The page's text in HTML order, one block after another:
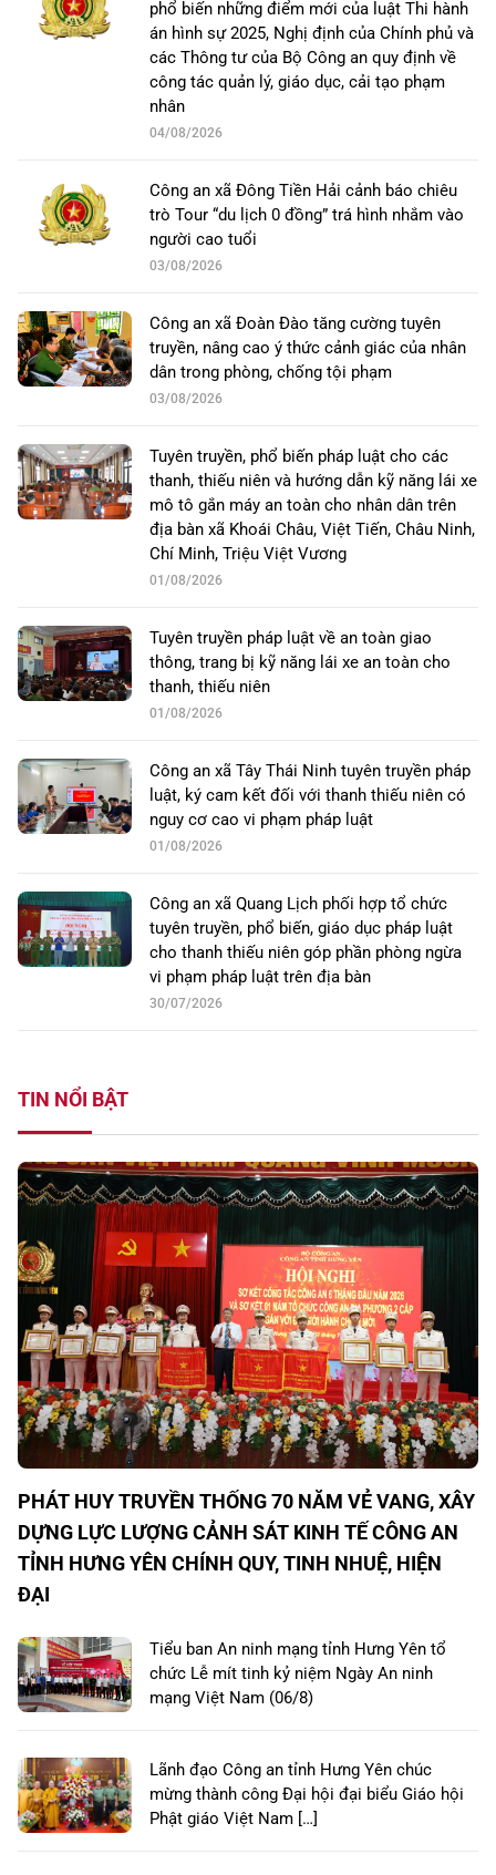
phổ biến những điểm mới của luật Thi hành
án hình sự 2025, Nghị định của Chính phủ và
các Thông tư của Bộ Công an quy định về
công tác quản lý, giáo dục, cải tạo phạm
nhân
04/08/2026
Công an xã Đông Tiền Hải cảnh báo chiêu
trò Tour “du lịch 0 đồng” trá hình nhắm vào
người cao tuổi
03/08/2026
Công an xã Đoàn Đào tăng cường tuyên
truyền, nâng cao ý thức cảnh giác của nhân
dân trong phòng, chống tội phạm
03/08/2026
Tuyên truyền, phổ biến pháp luật cho các
thanh, thiếu niên và hướng dẫn kỹ năng lái xe
mô tô gắn máy an toàn cho nhân dân trên
địa bàn xã Khoái Châu, Việt Tiến, Châu Ninh,
Chí Minh, Triệu Việt Vương
01/08/2026
Tuyên truyền pháp luật về an toàn giao
thông, trang bị kỹ năng lái xe an toàn cho
thanh, thiếu niên
01/08/2026
Công an xã Tây Thái Ninh tuyên truyền pháp
luật, ký cam kết đối với thanh thiếu niên có
nguy cơ cao vi phạm pháp luật
01/08/2026
Công an xã Quang Lịch phối hợp tổ chức
tuyên truyền, phổ biến, giáo dục pháp luật
cho thanh thiếu niên góp phần phòng ngừa
vi phạm pháp luật trên địa bàn
30/07/2026
TIN NỔI BẬT
PHÁT HUY TRUYỀN THỐNG 70 NĂM VẺ VANG, XÂY
DỰNG LỰC LƯỢNG CẢNH SÁT KINH TẾ CÔNG AN
TỈNH HƯNG YÊN CHÍNH QUY, TINH NHUỆ, HIỆN
ĐẠI
Tiểu ban An ninh mạng tỉnh Hưng Yên tổ
chức Lễ mít tinh kỷ niệm Ngày An ninh
mạng Việt Nam (06/8)
Lãnh đạo Công an tỉnh Hưng Yên chúc
mừng thành công Đại hội đại biểu Giáo hội
Phật giáo Việt Nam […]